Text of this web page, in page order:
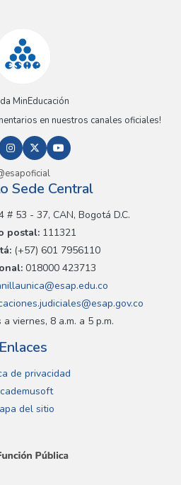
MinEducación
en nuestros canales oficiales!
Sede Central
# 53 - 37, CAN, Bogotá D.C.
postal: 111321
(+57) 601 7956110
018000 423713
viernes, 8 a.m. a 5 p.m.
Enlaces
de privacidad
del sitio